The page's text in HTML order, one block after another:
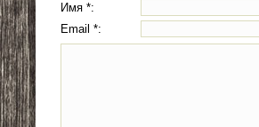
Имя *:
Email *: